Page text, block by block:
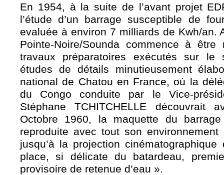
En 1954, à la suite de l’avant projet
l’étude d’un barrage susceptible de
evaluée à environ 7 milliards de Kwh/an.
Pointe-Noire/Sounda commence à
travaux préparatoires exécutés sur le
études de détails minutieusement
national de Chatou en France, où la
du Congo conduite par le Vice-
Stéphane TCHITCHELLE découvrait
Octobre 1960, la maquette du
reproduite avec tout son environnement
jusqu’à la projection
place, si délicate du batardeau,
provisoire de retenue d’eau ».